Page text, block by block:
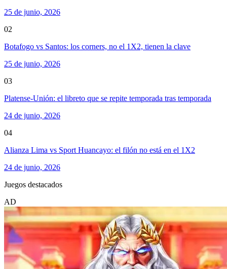
25 de junio, 2026
02
Botafogo vs Santos: los corners, no el 1X2, tienen la clave
25 de junio, 2026
03
Platense-Unión: el libreto que se repite temporada tras temporada
24 de junio, 2026
04
Alianza Lima vs Sport Huancayo: el filón no está en el 1X2
24 de junio, 2026
Juegos destacados
AD